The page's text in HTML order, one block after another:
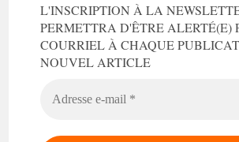
L'INSCRIPTION À LA
PERMETTRA D'ÊTRE ALERTÉ(E)
COURRIEL À CHAQUE
NOUVEL ARTICLE